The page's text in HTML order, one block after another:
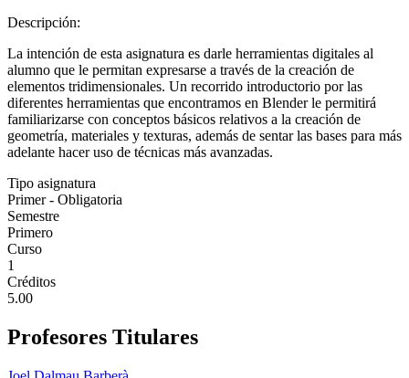
Descripción:
La intención de esta asignatura es darle herramientas digitales al
alumno que le permitan expresarse a través de la creación de
elementos tridimensionales. Un recorrido introductorio por las
diferentes herramientas que encontramos en Blender le permitirá
familiarizarse con conceptos básicos relativos a la creación de
geometría, materiales y texturas, además de sentar las bases para más
adelante hacer uso de técnicas más avanzadas.
Tipo asignatura
Primer - Obligatoria
Semestre
Primero
Curso
1
Créditos
5.00
Profesores Titulares